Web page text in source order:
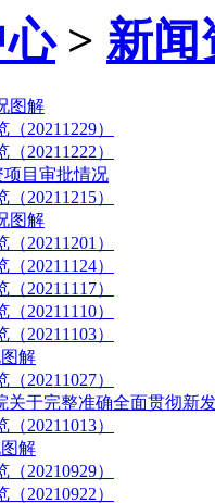
> 新闻
图解
20211229）
20211222）
目审批情况
20211215）
图解
20211201）
20211124）
20211117）
20211110）
20211103）
解
20211027）
关于完整准确全面贯彻新
20211013）
解
20210929）
20210922）